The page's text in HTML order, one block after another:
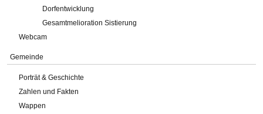
Dorfentwicklung
Gesamtmelioration Sistierung
Webcam
Gemeinde
Porträt & Geschichte
Zahlen und Fakten
Wappen